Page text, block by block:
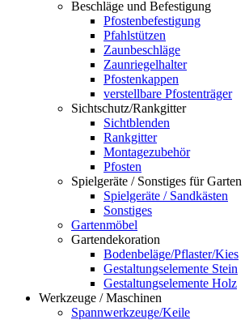
Beschläge und Befestigung
Pfostenbefestigung
Pfahlstützen
Zaunbeschläge
Zaunriegelhalter
Pfostenkappen
verstellbare Pfostenträger
Sichtschutz/Rankgitter
Sichtblenden
Rankgitter
Montagezubehör
Pfosten
Spielgeräte / Sonstiges für Garten
Spielgeräte / Sandkästen
Sonstiges
Gartenmöbel
Gartendekoration
Bodenbeläge/Pflaster/Kies
Gestaltungselemente Stein
Gestaltungselemente Holz
Werkzeuge / Maschinen
Spannwerkzeuge/Keile